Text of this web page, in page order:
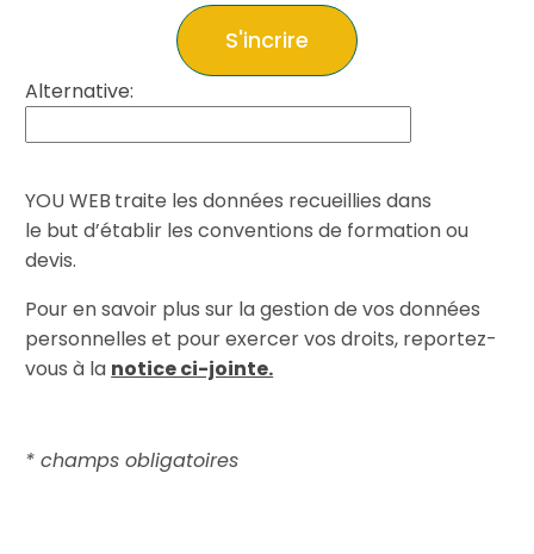
S'incrire
Alternative:
YOU WEB traite les données recueillies dans
le but d’établir les conventions de formation ou
devis.
Pour en savoir plus sur la gestion de vos données
personnelles et pour exercer vos droits, reportez-
vous à la notice ci-jointe.
* champs obligatoires